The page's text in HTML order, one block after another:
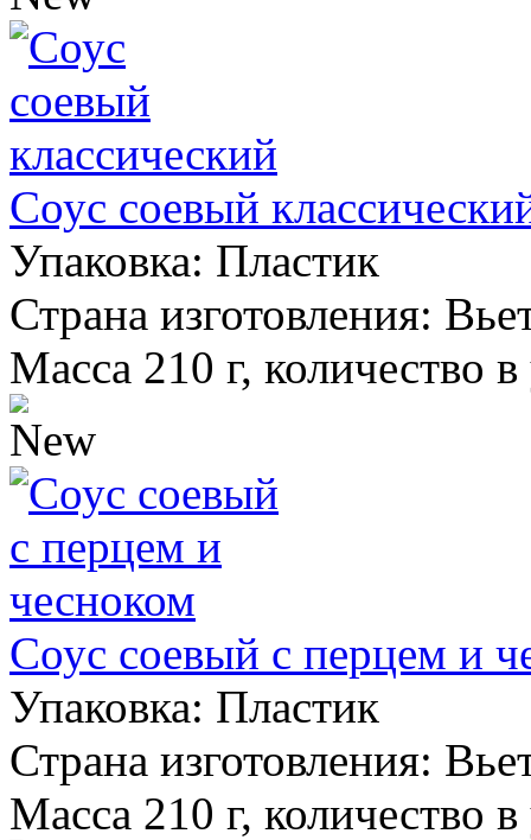
Соус соевый
Упаковка: Пластик
Страна изготовления:
Масса 210 г, количество
Соус соевый с перцем и
Упаковка: Пластик
Страна изготовления:
Масса 210 г, количество